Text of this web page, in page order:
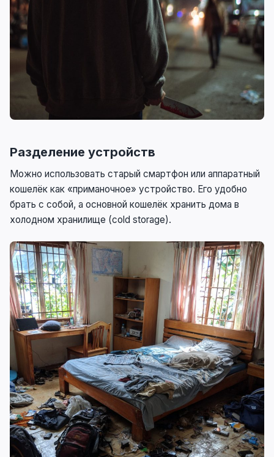
Разделение устройств
Можно использовать старый смартфон или аппаратный
кошелёк как «приманочное» устройство. Его удобно
брать с собой, а основной кошелёк хранить дома в
холодном хранилище (cold storage).